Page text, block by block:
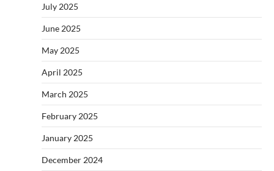
July 2025
June 2025
May 2025
April 2025
March 2025
February 2025
January 2025
December 2024